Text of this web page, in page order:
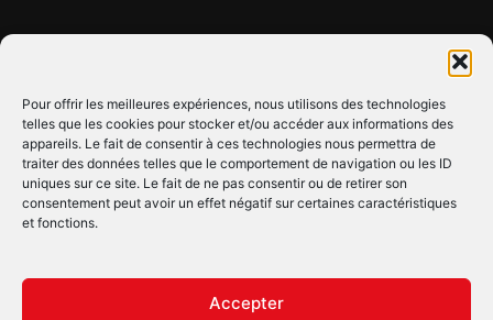
Pour offrir les meilleures expériences, nous utilisons des technologies
telles que les cookies pour stocker et/ou accéder aux informations des
appareils. Le fait de consentir à ces technologies nous permettra de
traiter des données telles que le comportement de navigation ou les ID
uniques sur ce site. Le fait de ne pas consentir ou de retirer son
consentement peut avoir un effet négatif sur certaines caractéristiques
et fonctions.
Accepter
CLIQUEZ ICI !
SUIVEZ-NOUS !